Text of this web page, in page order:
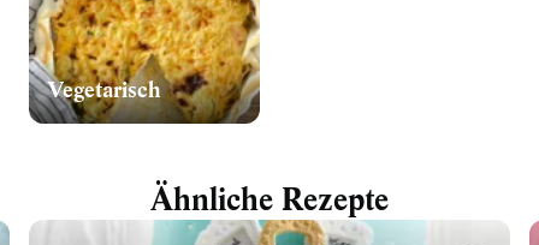
Vegetarisch
Ähnliche Rezepte